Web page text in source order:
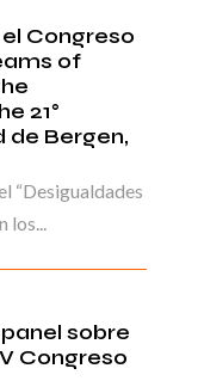
Congreso
of
21°
de Bergen,
“Desigualdades
los...
sobre
Congreso